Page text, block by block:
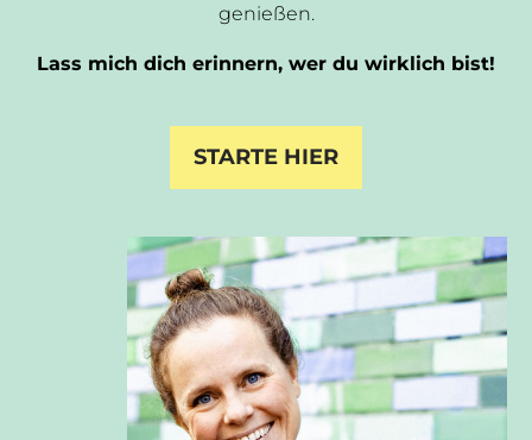
genießen.
Lass mich dich erinnern, wer du wirklich bist!
STARTE HIER